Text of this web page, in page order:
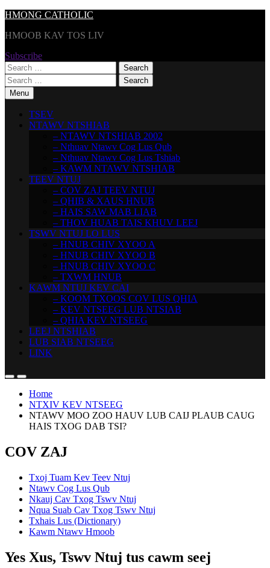
Skip
content
HMONG CATHOLIC
HMOOB KAV TOS LIV
Subscribe
Search
for:
Search
for:Menu
TSEV
NTAWV NTSHIAB
– NTAWV NTSHIAB 2002
– Nthuav Ntawv Cog Lus Qub
– Nthuav Ntawv Cog Lus Tshiab
– KAWM NTAWV NTSHIAB
TEEV NTUJ
– COV ZAJ TEEV NTUJ
– QHIB & XAUS HNUB
– HAIS SAW MAB LIAB
– THOV HUAB TAIS KHUV LEEJ
TSWV NTUJ LO LUS
– HNUB CHIV XYOO A
– HNUB CHIV XYOO B
– HNUB CHIV XYOO C
– TXWM HNUB
KAWM NTUJ KEV CAI
– KOOM TXOOS COV LUS QHIA
– KEV NTSEEG LUB NTSIAB
– QHIA KEV NTSEEG
LEEJ NTSHIAB
LUB SIAB NTSEEG
LINK
Home
NTXIV KEV NTSEEG
NTAWV MOO ZOO HAUV LUB CAIJ PLAUB CAUG
HAIS TXOG DAB TSI?
COV ZAJ
Txoj Tuam Kev Teev Ntuj
Ntawv Cog Lus Qub
Nkauj Cav Txog Tswv Ntuj
Nqua Suab Cav Txog Tswv Ntuj
Txhais Lus (Dictionary)
Kawm Ntawv Hmoob
Yes Xus, Tswv Ntuj tus cawm seej